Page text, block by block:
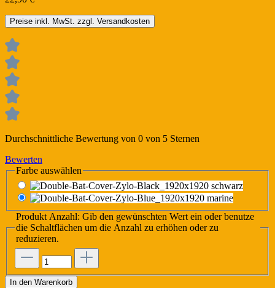
Preise inkl. MwSt. zzgl. Versandkosten
Durchschnittliche Bewertung von 0 von 5 Sternen
Bewerten
Farbe auswählen
schwarz
marine
Produkt Anzahl: Gib den gewünschten Wert ein oder benutze
die Schaltflächen um die Anzahl zu erhöhen oder zu
reduzieren.
In den Warenkorb